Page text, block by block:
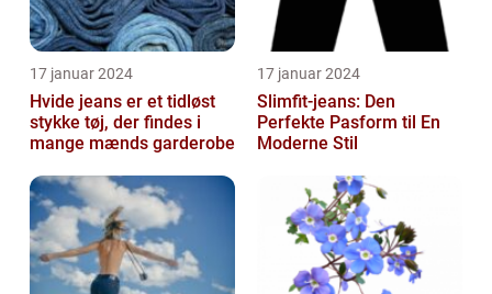
17 januar 2024
Hvide jeans er et tidløst
stykke tøj, der findes i
mange mænds garderobe
17 januar 2024
Slimfit-jeans: Den
Perfekte Pasform til En
Moderne Stil